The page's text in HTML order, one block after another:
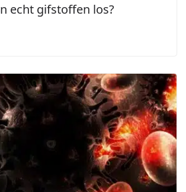
echt gifstoffen los?